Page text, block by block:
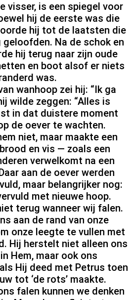
visser, is een spiegel voor
hij de eerste was die
hij tot de laatsten die
Na de schok en
hij terug naar zijn oude
en boot alsof er niets
was.
wanhoop zei hij: “Ik ga
wilde zeggen: “Alles is
in dat duistere moment
de oever te wachten.
niet, maar maakte een
en vis — zoals een
verwelkomt na een
aan de oever werden
maar belangrijker nog:
met nieuwe hoop.
terug wanneer wij falen.
aan de rand van onze
onze leegte te vullen met
Hij herstelt niet alleen ons
Hem, maar ook ons
Hij deed met Petrus toen
tot ‘de rots’ maakte.
falen kunnen we denken